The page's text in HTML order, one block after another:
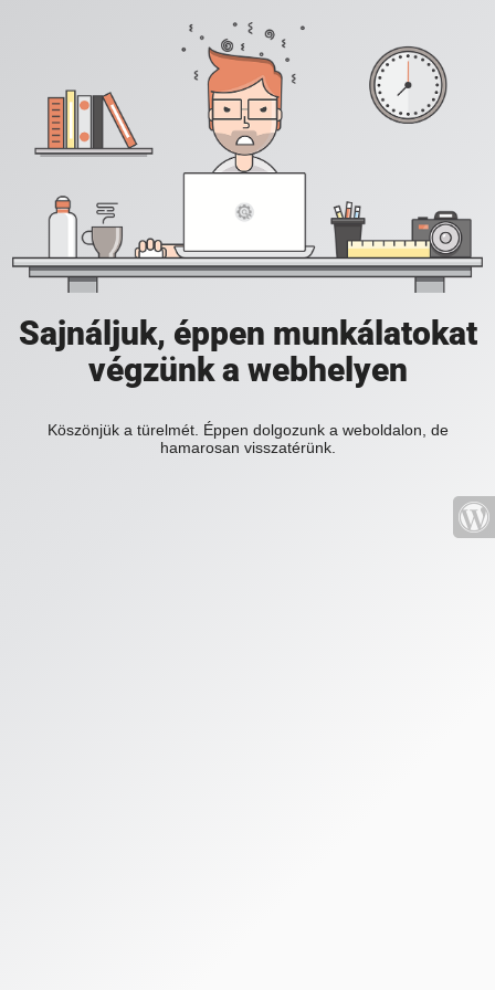
Sajnáljuk, éppen munkálatokat
végzünk a webhelyen
Köszönjük a türelmét. Éppen dolgozunk a weboldalon, de
hamarosan visszatérünk.